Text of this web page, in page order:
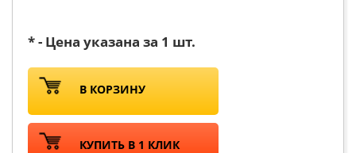
* - Цена указана за 1 шт.
В КОРЗИНУ
КУПИТЬ В 1 КЛИК